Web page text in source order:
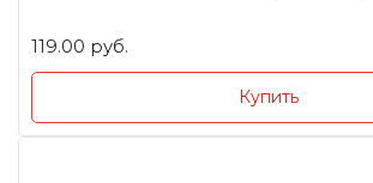
119.00 руб.
Купить